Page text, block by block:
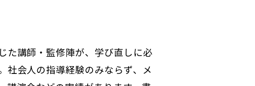
た講師・監修陣が、学び直しに必
社会人の指導経験のみならず、メ